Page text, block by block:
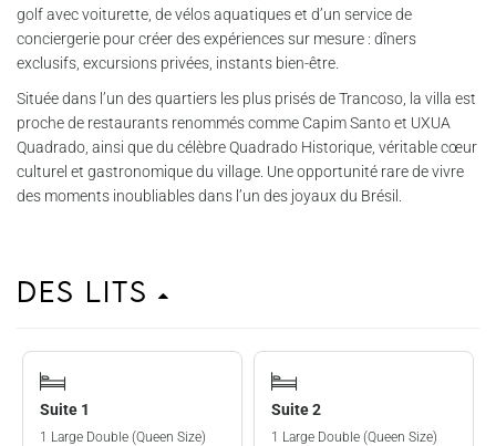
golf avec voiturette, de vélos aquatiques et d’un service de
conciergerie pour créer des expériences sur mesure : dîners
exclusifs, excursions privées, instants bien-être.
Située dans l’un des quartiers les plus prisés de Trancoso, la villa est
proche de restaurants renommés comme Capim Santo et UXUA
Quadrado, ainsi que du célèbre Quadrado Historique, véritable cœur
culturel et gastronomique du village. Une opportunité rare de vivre
des moments inoubliables dans l’un des joyaux du Brésil.
Des lits
Suite 1
1 Large Double (Queen Size)
Suite 2
1 Large Double (Queen Size)